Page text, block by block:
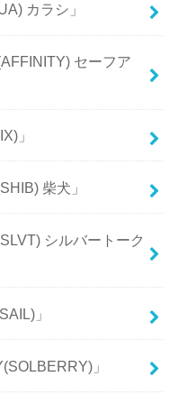
カラシ」
セーフア
」
柴犬」
シルバートーク
」
」